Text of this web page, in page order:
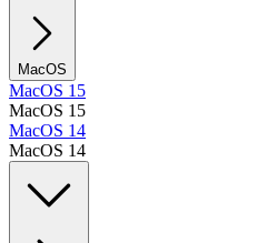
MacOS
MacOS 15
MacOS 15
MacOS 14
MacOS 14